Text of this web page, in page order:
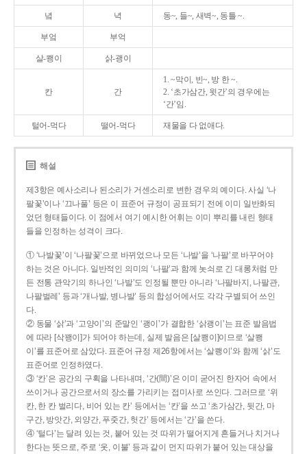
녘 녁 동~, 들~, 새벽~, 동틀 ~.
부엌 부억
살-쾡이 삵-괭이
칸 간
1. ~막이, 빈~, 방 한 ~.
2. ‘초가삼간, 윗간’의 경우에는
‘간’임.
털어-먹다 떨어-먹다 재물을 다 없애다.
해설
제3항은 예사소리나 된소리가 거센소리로 변한 경우의 예이다. 사실 ‘나
팔꽃’이나 ‘끄나풀’ 등은 이 표준어 규정이 공표되기 전에 이미 일반화되
었던 형태들이다. 이 점에서 여기 예시한 어휘는 이미 뿌리를 내린 형태
들을 인정하는 성격이 크다.
① ‘나발꽃’이 ‘나팔꽃’으로 바뀌었으나 모든 ‘나발’을 ‘나팔’로 바꾸어야
하는 것은 아니다. 일반적인 의미의 ‘나팔’과 함께 놋쇠로 긴 대롱처럼 만
든 전통 관악기의 하나인 ‘나발’도 인정될 뿐만 아니라 ‘나팔바지, 나팔관,
나팔벌레’ 등과 ‘개나발, 병나발’ 등의 합성어에서도 각각 구별되어 쓰인
다.
② 동물 ‘삵’과 ‘고양이’의 준말인 ‘괭이’가 결합한 ‘삵괭이’는 표준 발음법
에 따라 [삭꽹이]가 되어야 하는데, 실제 발음은 [살쾡이]이므로 ‘살쾡
이’를 표준어로 삼았다. 표준어 규정 제26항에서는 ‘살쾡이’와 함께 ‘삵’도
표준어로 인정하였다.
③ ‘칸’은 공간의 구획을 나타내며, ‘간(間)’은 이미 굳어진 한자어 속에서
쓰이거나 공간으로서의 장소를 가리키는 접미사로 쓰인다. 그러므로 ‘위
칸, 한 칸 벌리다, 비어 있는 칸’ 등에서는 ‘칸’을 쓰고 ‘초가삼간, 뒷간, 마
구간, 방앗간, 외양간, 푸줏간, 헛간’ 등에서는 ‘간’을 쓴다.
④ ‘털다’는 달려 있는 것, 붙어 있는 것 따위가 떨어지게 흔들거나 치거나
한다는 뜻으로, 주로 ‘옷, 이불’ 등과 같이 먼지 따위가 붙어 있는 대상을